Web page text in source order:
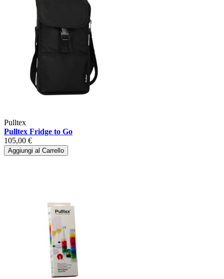
Pulltex
Pulltex Fridge to Go
105,00 €
Aggiungi al Carrello